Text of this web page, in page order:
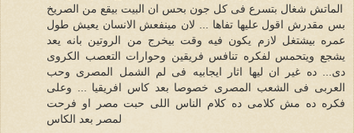
الماتش شغال بتسرع فى كل جون بحس ان البيت بيقع من الصريخ
بس مقدرش اقول عليها تفاها ... لان مينفعش الانسان يعيش طول
عمره بيشتغل لازم يكون فيه وقت بيخرج من الروتين بانه يعد
يشجع ويتحمس لفكره تنافس فريقين وحوارات التعصب الكروى
دى... ده غير ان ليها اثار ايجابيه فى لم الشمل المصرى وحب
العربى فى الشعب المصرى خصوصا بعد كاس افريقيا ... وعلى
فكره ده مش كلامى ده كلام الناس اللى حبت مصر او فرحت
لمصر بعد الكاس